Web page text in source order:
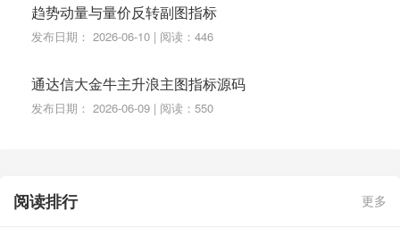
趋势动量与量价反转副图指标
发布日期： 2026-06-10 | 阅读：446
通达信大金牛主升浪主图指标源码
发布日期： 2026-06-09 | 阅读：550
阅读排行 更多